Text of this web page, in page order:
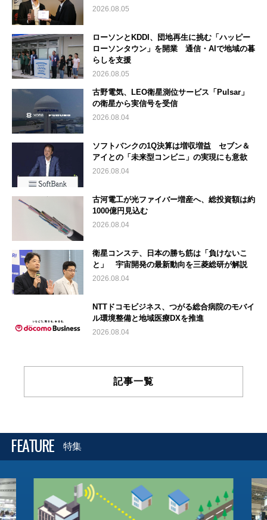
2026.08.05
ローソンとKDDI、団地再生に挑む「ハッピー
ローソンタウン」を開業 通信・AIで地域の暮
らしを支援
2026.08.05
古野電気、LEO衛星測位サービス「Pulsar」
の衛星から実信号を受信
2026.08.04
ソフトバンクの1Q決算は増収増益 セブン＆
アイとの「未来型コンビニ」の実現にも意欲
2026.08.04
古河電工が光ファイバー増産へ、総投資額は約
1000億円見込む
2026.08.04
衛星コンステ、日本の勝ち筋は「負けないこ
と」 宇宙開発の最新動向を三菱総研が解説
2026.08.04
NTTドコモビジネス、つがる総合病院のモバイ
ル環境整備と地域医療DXを推進
2026.08.04
記事一覧
FEATURE 特集